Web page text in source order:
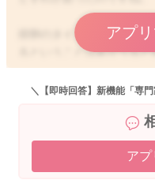
排卵のタイミングのズレ
るということはありうる
今回はまだ初診だったと
ちゃんのペースで大きく
つわりも全くないまま経
なかなか不安が拭えない
アプ
＼【即時回答】新機能「専
アプ